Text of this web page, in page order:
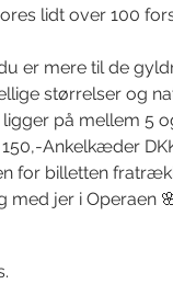
lidt over 100
er mere til de
størrelser og
på mellem 5
Ankelkæder
for billetten
med jer i Operaen